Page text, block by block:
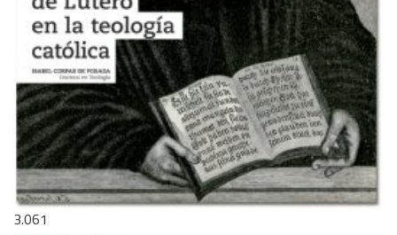
3.061